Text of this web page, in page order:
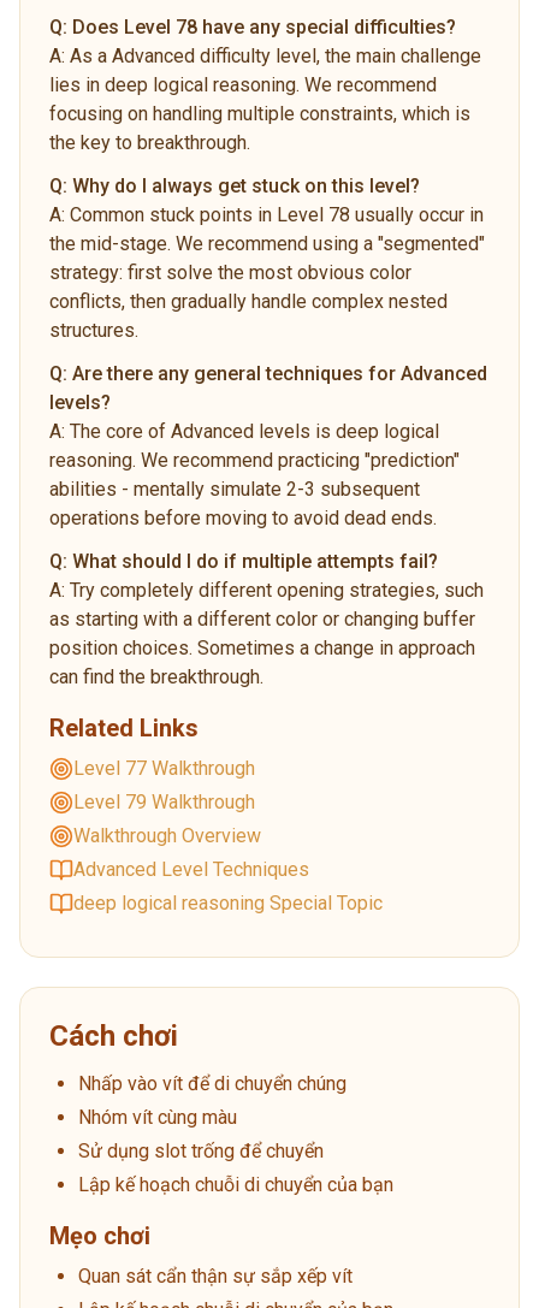
Q: Does Level 78 have any special difficulties?
A: As a Advanced difficulty level, the main challenge
lies in deep logical reasoning. We recommend
focusing on handling multiple constraints, which is
the key to breakthrough.
Q: Why do I always get stuck on this level?
A: Common stuck points in Level 78 usually occur in
the mid-stage. We recommend using a "segmented"
strategy: first solve the most obvious color
conflicts, then gradually handle complex nested
structures.
Q: Are there any general techniques for Advanced
levels?
A: The core of Advanced levels is deep logical
reasoning. We recommend practicing "prediction"
abilities - mentally simulate 2-3 subsequent
operations before moving to avoid dead ends.
Q: What should I do if multiple attempts fail?
A: Try completely different opening strategies, such
as starting with a different color or changing buffer
position choices. Sometimes a change in approach
can find the breakthrough.
Related Links
Level 77 Walkthrough
Level 79 Walkthrough
Walkthrough Overview
Advanced Level Techniques
deep logical reasoning Special Topic
Cách chơi
Nhấp vào vít để di chuyển chúng
Nhóm vít cùng màu
Sử dụng slot trống để chuyển
Lập kế hoạch chuỗi di chuyển của bạn
Mẹo chơi
Quan sát cẩn thận sự sắp xếp vít